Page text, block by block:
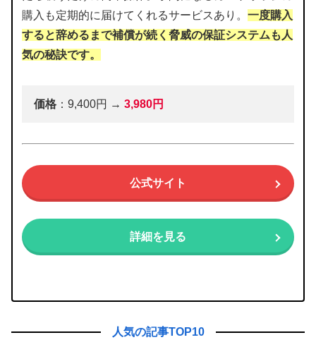
購入も定期的に届けてくれるサービスあり。 一度購入
すると辞めるまで補償が続く脅威の保証システムも人
気の秘訣です。
価格 ：9,400円 →3,980円
公式サイト
詳細を見る
人気の記事TOP10